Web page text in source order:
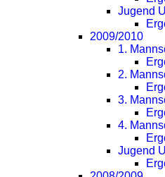
Jugend
2009/2010
1.
2.
3.
4.
Jugend